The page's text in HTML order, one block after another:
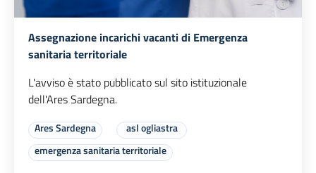
Assegnazione incarichi vacanti di Emergenza
sanitaria territoriale
L'avviso è stato pubblicato sul sito istituzionale
dell'Ares Sardegna.
Ares Sardegna
asl ogliastra
emergenza sanitaria territoriale